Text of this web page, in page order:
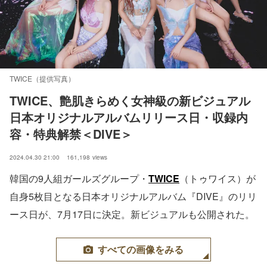
TWICE（提供写真）
TWICE、艶肌きらめく女神級の新ビジュアル
日本オリジナルアルバムリリース日・収録内
容・特典解禁＜DIVE＞
2024.04.30 21:00 161,198 views
韓国の9人組ガールズグループ・ TWICE （トゥワイス）が
自身5枚目となる日本オリジナルアルバム『DIVE』のリリ
ース日が、7月17日に決定。新ビジュアルも公開された。
すべての画像をみる